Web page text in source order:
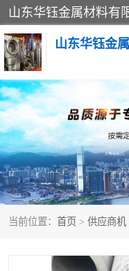
山东华钰金
当前位置： 首页 > 供应商机
不锈钢管
管件标准件
不锈钢人孔
不锈钢角钢
不锈钢板